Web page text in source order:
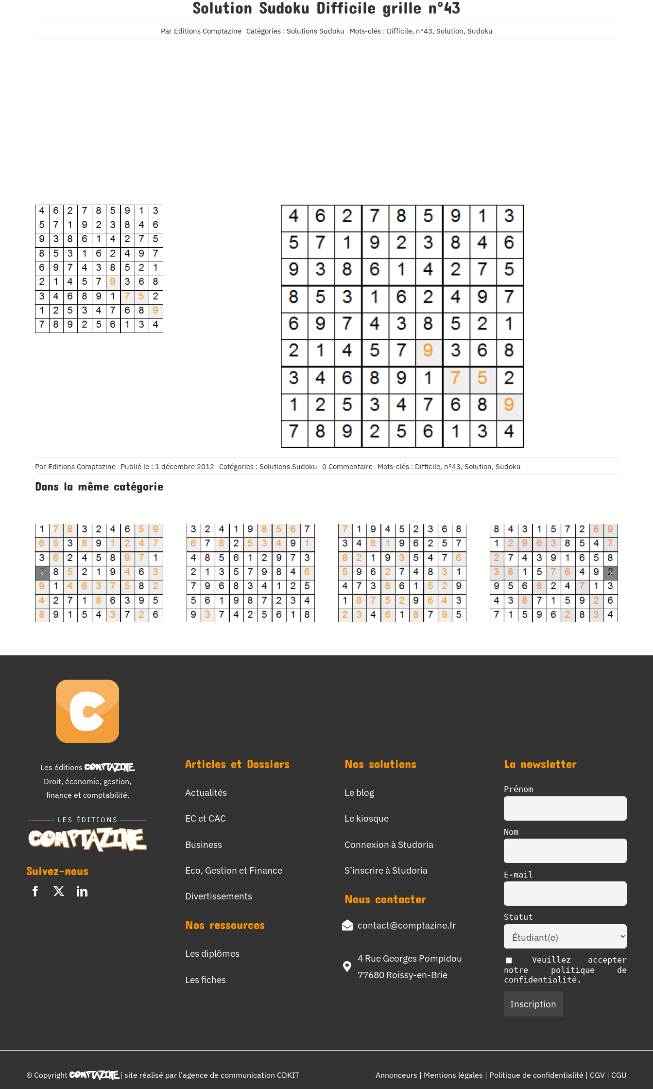
Solution Sudoku Difficile grille n°43
Par Editions Comptazine Catégories : Solutions Sudoku Mots-clés : Difficile, n°43, Solution, Sudoku
Par Editions Comptazine Publié le : 1 décembre 2012 Catégories : Solutions Sudoku 0 Commentaireon
Solution
Mots-clés : Difficile, n°43, Solution, Sudoku
Dans la même catégorie
Solution Sudoku
Facile grille n°42
Solution Sudoku
Moyen grille n°41
Solution Sudoku
Facile grille n°40
Solution Sudoku
Moyen grille n°39
Les éditions COMPTAZINE.
Droit, économie, gestion,
finance et comptabilité.
Suivez-nous
Articles et Dossiers
Actualités
EC et CAC
Business
Eco, Gestion et Finance
Divertissements
Nos ressources
Les diplômes
Les fiches
Nos solutions
Le blog
Le kiosque
Connexion à Studoria
S’inscrire à Studoria
Nous contacter
contact@comptazine.fr
4 Rue Georges Pompidou
77680 Roissy-en-Brie
La newsletter
Prénom
Nom
E-mail
Statut
Veuillez accepter
notre politique de
confidentialité.
© Copyright COMPTAZINE| site réalisé par l’agence de communication CDKIT Annonceurs | Mentions légales | Politique de confidentialité | CGV | CGU